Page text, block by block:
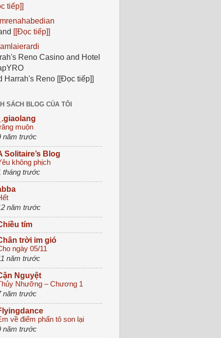
tiếp]]
[[Đọc tiếp]]
Reno Casino and Hotel
Harrah's Reno [[Đọc tiếp]]
SÁCH BLOG CỦA TÔI
_.giaolang
muộn
năm trước
Solitaire’s Blog
không phịch
tháng trước
năm trước
tím
trời im gió
ngày 05/11
năm trước
Nguyệt
Nhưỡng – Chương 1
năm trước
về điểm phấn tô son lại
năm trước